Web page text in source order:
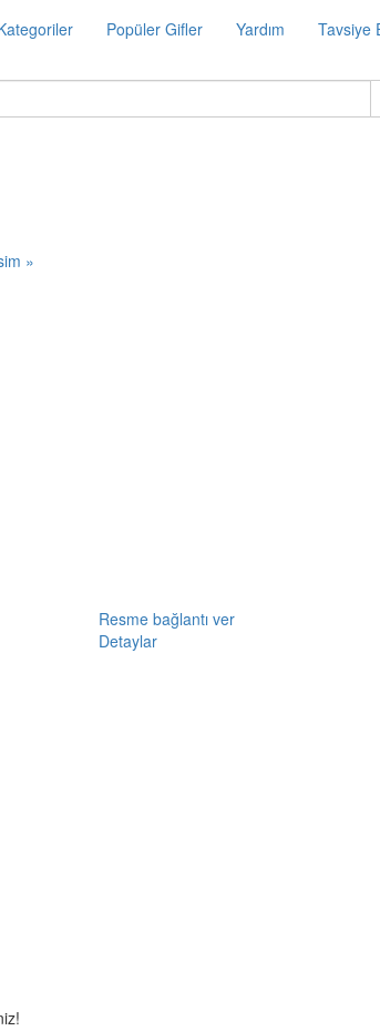
Popüler Gifler Yardım Tavsiye
»
Resme bağlantı ver
Detaylar